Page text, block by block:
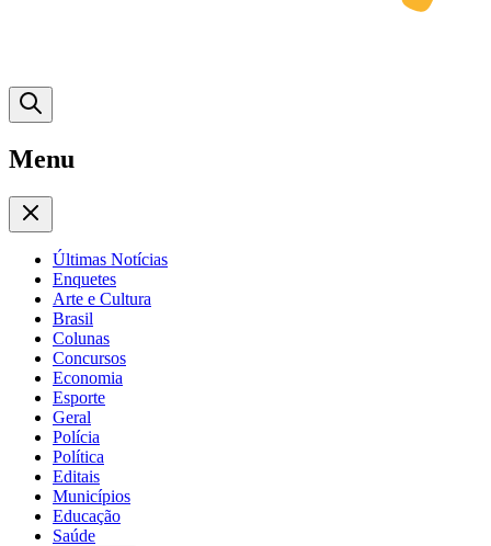
Menu
Últimas Notícias
Enquetes
Arte e Cultura
Brasil
Colunas
Concursos
Economia
Esporte
Geral
Polícia
Política
Editais
Municípios
Educação
Saúde